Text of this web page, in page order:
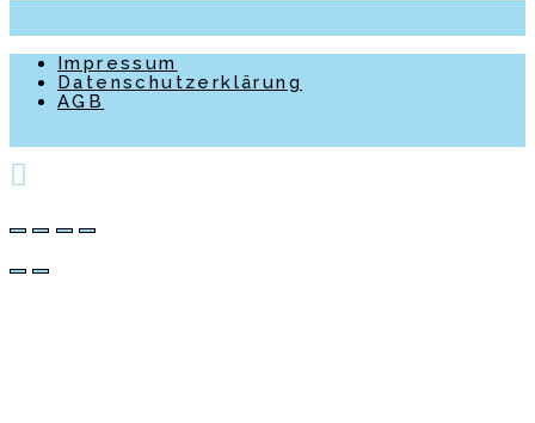
Impressum
Datenschutzerklärung
AGB